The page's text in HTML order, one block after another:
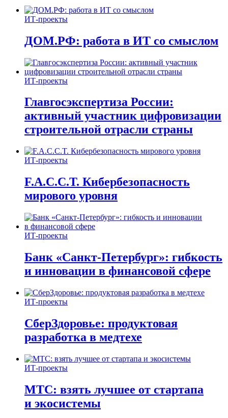
ИТ-проекты
ДОМ.РФ: работа в ИТ со смыслом
ИТ-проекты
Главгосэкспертиза России:
активный участник цифровизации
строительной отрасли страны
ИТ-проекты
F.A.C.C.T. Кибербезопасность
мирового уровня
ИТ-проекты
Банк «Санкт-Петербург»: гибкость
и инновации в финансовой сфере
ИТ-проекты
СберЗдоровье: продуктовая
разработка в медтехе
ИТ-проекты
МТС: взять лучшее от стартапа
и экосистемы